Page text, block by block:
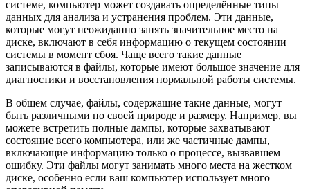
системе, компьютер может создавать определённые типы
данных для анализа и устранения проблем. Эти данные,
которые могут неожиданно занять значительное место на
диске, включают в себя информацию о текущем состоянии
системы в момент сбоя. Чаще всего такие данные
записываются в файлы, которые имеют большое значение для
диагностики и восстановления нормальной работы системы.
В общем случае, файлы, содержащие такие данные, могут
быть различными по своей природе и размеру. Например, вы
можете встретить полные дампы, которые захватывают
состояние всего компьютера, или же частичные дампы,
включающие информацию только о процессе, вызвавшем
ошибку. Эти файлы могут занимать много места на жестком
диске, особенно если ваш компьютер использует много